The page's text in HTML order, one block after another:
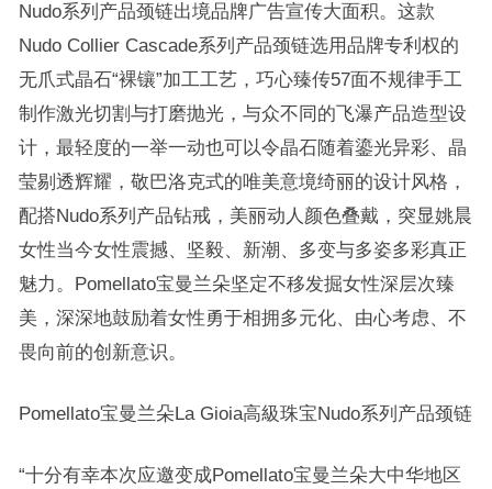
Nudo系列产品颈链出境品牌广告宣传大面积。这款
Nudo Collier Cascade系列产品颈链选用品牌专利权的
无爪式晶石“裸镶”加工工艺，巧心臻传57面不规律手工
制作激光切割与打磨抛光，与众不同的飞瀑产品造型设
计，最轻度的一举一动也可以令晶石随着鎏光异彩、晶
莹剔透辉耀，敬巴洛克式的唯美意境绮丽的设计风格，
配搭Nudo系列产品钻戒，美丽动人颜色叠戴，突显姚晨
女性当今女性震撼、坚毅、新潮、多变与多姿多彩真正
魅力。Pomellato宝曼兰朵坚定不移发掘女性深层次臻
美，深深地鼓励着女性勇于相拥多元化、由心考虑、不
畏向前的创新意识。
Pomellato宝曼兰朵La Gioia高級珠宝Nudo系列产品颈链
“十分有幸本次应邀变成Pomellato宝曼兰朵大中华地区